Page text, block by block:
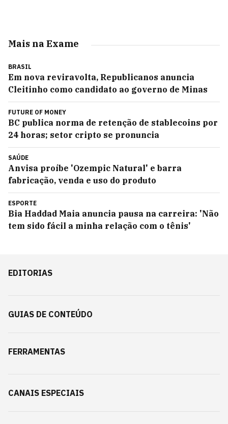
Mais na Exame
BRASIL
Em nova reviravolta, Republicanos anuncia
Cleitinho como candidato ao governo de Minas
FUTURE OF MONEY
BC publica norma de retenção de stablecoins por
24 horas; setor cripto se pronuncia
SAÚDE
Anvisa proíbe 'Ozempic Natural' e barra
fabricação, venda e uso do produto
ESPORTE
Bia Haddad Maia anuncia pausa na carreira: 'Não
tem sido fácil a minha relação com o tênis'
EDITORIAS
GUIAS DE CONTEÚDO
FERRAMENTAS
CANAIS ESPECIAIS